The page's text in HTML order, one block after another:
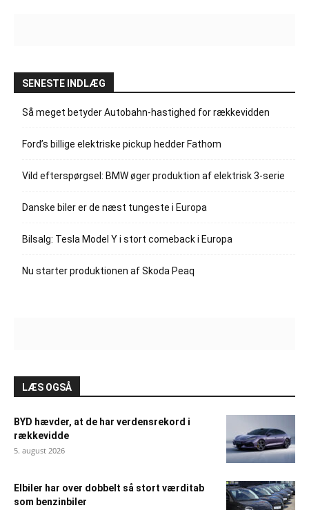
SENESTE INDLÆG
Så meget betyder Autobahn-hastighed for rækkevidden
Ford’s billige elektriske pickup hedder Fathom
Vild efterspørgsel: BMW øger produktion af elektrisk 3-serie
Danske biler er de næst tungeste i Europa
Bilsalg: Tesla Model Y i stort comeback i Europa
Nu starter produktionen af Skoda Peaq
LÆS OGSÅ
BYD hævder, at de har verdensrekord i
rækkevidde
5. august 2026
Elbiler har over dobbelt så stort værditab
som benzinbiler